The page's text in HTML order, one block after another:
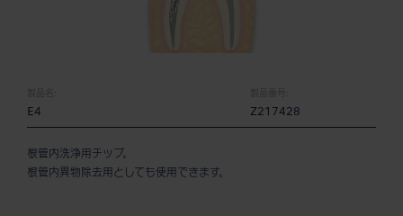
製品名:
E4
製品番号:
Z217428
根管内洗浄用チップ。
根管内異物除去用としても使用できます。